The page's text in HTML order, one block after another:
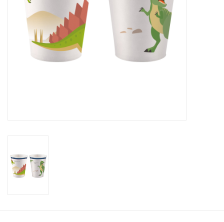
Schmink&beauty
Accessoires